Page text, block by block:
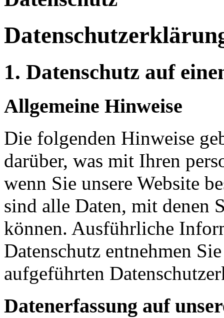
1. Datenschutz auf
Allgemeine Hinweise
Die folgenden Hinweise
darüber, was mit Ihren
wenn Sie unsere Website
sind alle Daten, mit denen
können. Ausführliche
Datenschutz entnehmen
aufgeführten
Datenerfassung auf